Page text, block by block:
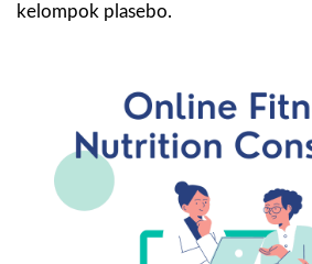
kelompok plasebo.